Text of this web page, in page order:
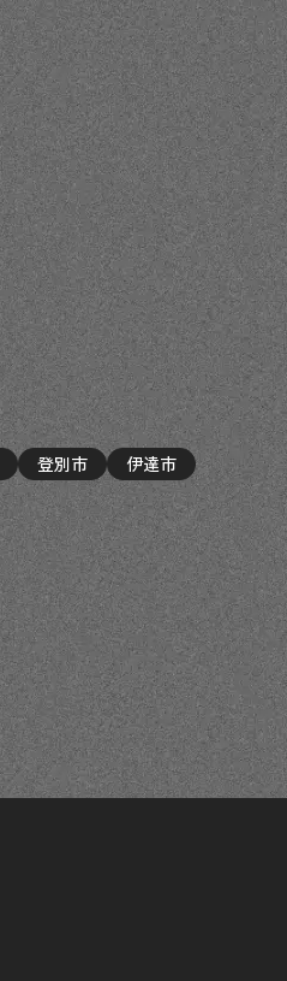
登別市 伊達市